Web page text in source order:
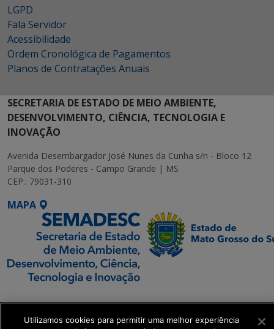
LGPD
Fala Servidor
Acessibilidade
Ordem Cronológica de Pagamentos
Planos de Contratações Anuais
SECRETARIA DE ESTADO DE MEIO AMBIENTE,
DESENVOLVIMENTO, CIÊNCIA, TECNOLOGIA E
INOVAÇÃO
Avenida Desembargador José Nunes da Cunha s/n - Bloco 12
Parque dos Poderes - Campo Grande | MS
CEP.: 79031-310
MAPA
SETDIG | Secretaria-
Executiva de
Utilizamos cookies para permitir uma melhor experiência